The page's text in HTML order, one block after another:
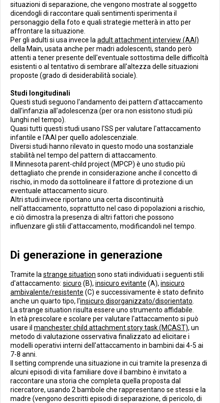
situazioni di separazione, che vengono mostrate al soggetto
dicendogli di raccontare quali sentimenti sperimenta il
personaggio della foto e quali strategie metterà in atto per
affrontare la situazione.
Per gli adulti si usa invece la adult attachment interview (AAI)
della Main, usata anche per madri adolescenti, stando però
attenti a tener presente dell'eventuale sottostima delle difficoltà
esistenti o al tentativo di sembrare all'altezza delle situazioni
proposte (grado di desiderabilità sociale).
Studi longitudinali
Questi studi seguono l'andamento dei pattern d'attaccamento
dall'infanzia all'adolescenza (per ora non esistono studi più
lunghi nel tempo).
Quasi tutti questi studi usano l'SS per valutare l'attaccamento
infantile e l'AAI per quello adolescenziale.
Diversi studi hanno rilevato in questo modo una sostanziale
stabilità nel tempo del pattern di attaccamento.
Il Minnesota parent-child project (MPCP) è uno studio più
dettagliato che prende in considerazione anche il concetto di
rischio, in modo da sottolineare il fattore di protezione di un
eventuale attaccamento sicuro.
Altri studi invece riportano una certa discontinuità
nell'attaccamento, soprattutto nel caso di popolazioni a rischio,
e ciò dimostra la presenza di altri fattori che possono
influenzare gli stili d'attaccamento, modificandoli nel tempo.
Di generazione in generazione
Tramite la strange situation sono stati individuati i seguenti stili
d'attaccamento: sicuro (B), insicuro evitante (A), insicuro
ambivalente/resistente (C) e successivamente è stato definito
anche un quarto tipo, l'insicuro disorganizzato/disorientato
La strange situation risulta essere uno strumento affidabile.
In età prescolare e scolare per valutare l'attaccamento si può
usare il manchester child attachment story task (MCAST), un
metodo di valutazione osservativa finalizzato ad elicitare i
modelli operativi interni dell'attaccamento in bambini dai 4-5 ai
7-8 anni.
Il setting comprende una situazione in cui tramite la presenza di
alcuni episodi di vita familiare dove il bambino è invitato a
raccontare una storia che completa quella proposta dal
ricercatore, usando 2 bambole che rappresentano se stessi e la
madre (vengono descritti episodi di separazione, di pericolo, di